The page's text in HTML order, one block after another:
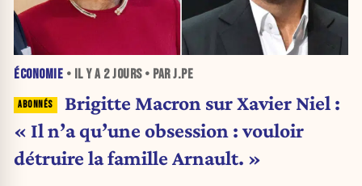
ÉCONOMIE • IL Y A 2 JOURS• PAR J.PE
Brigitte Macron sur Xavier Niel :
« Il n’a qu’une obsession : vouloir
détruire la famille Arnault. »